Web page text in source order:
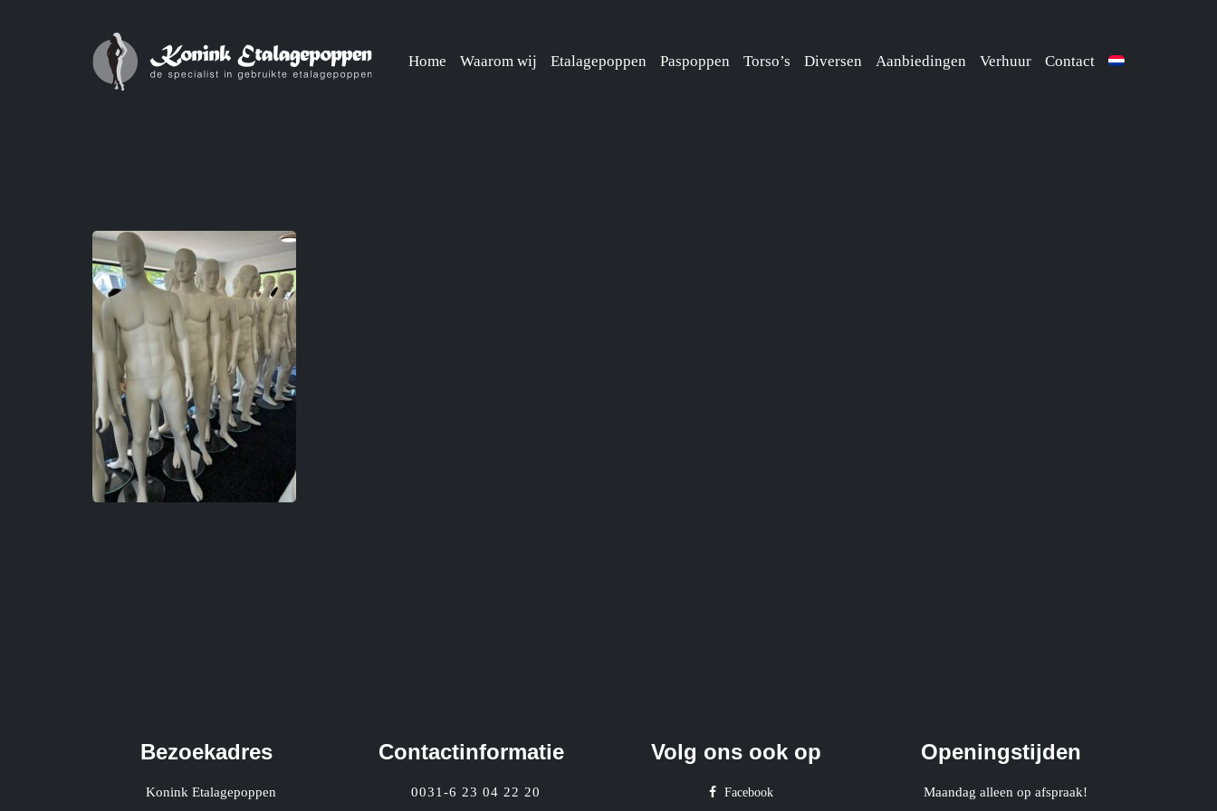
Home Waarom wij Etalagepoppen Paspoppen Torso’s Diversen Aanbiedingen Verhuur Contact
Bezoekadres
Konink Etalagepoppen
Contactinformatie
0031-6 23 04 22 20
Volg ons ook op
Facebook
Openingstijden
Maandag alleen op afspraak!